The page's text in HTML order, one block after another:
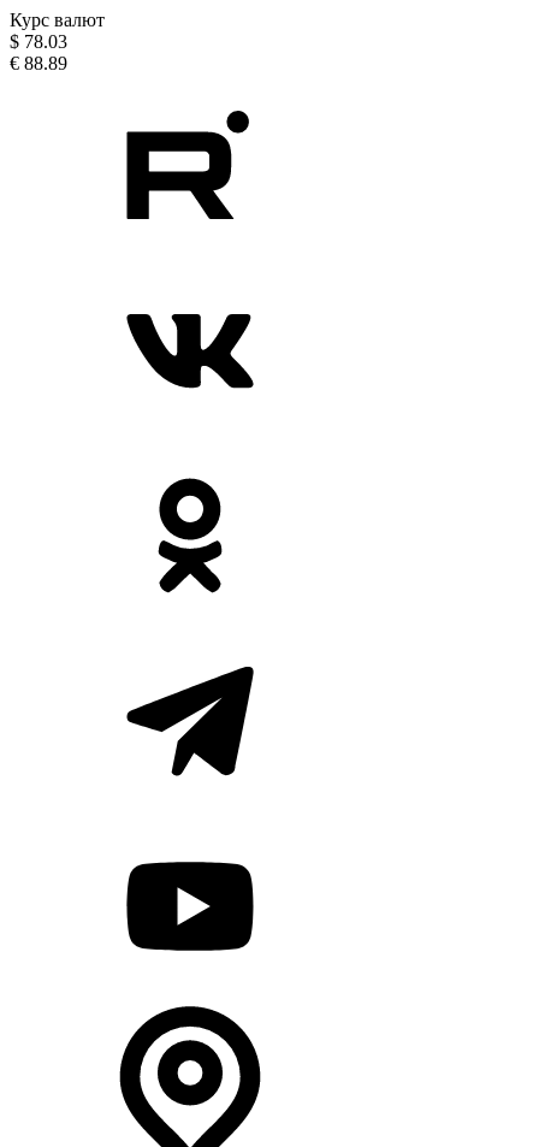
Курс валют
$ 78.03
€ 88.89